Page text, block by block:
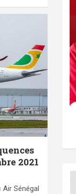
2021
Sénégal